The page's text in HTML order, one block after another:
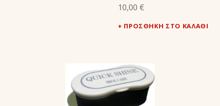
10,00 €
ΠΡΟΣΘΉΚΗ ΣΤΟ ΚΑΛΆΘΙ